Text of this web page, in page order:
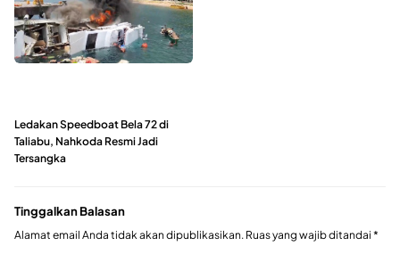
Ledakan Speedboat Bela 72 di
Taliabu, Nahkoda Resmi Jadi
Tersangka
Tinggalkan Balasan
Alamat email Anda tidak akan dipublikasikan. Ruas yang wajib ditandai *